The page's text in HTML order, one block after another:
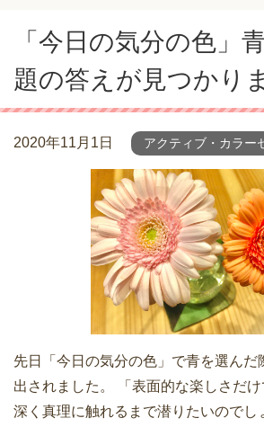
「今日の気分の色」
題の答えが見つかり
2020年11月1日 アクティブ・カラー
先日「今日の気分の色」で青を選んだ
出されました。 「表面的な楽しさだ
深く真理に触れるまで潜りたいのでし